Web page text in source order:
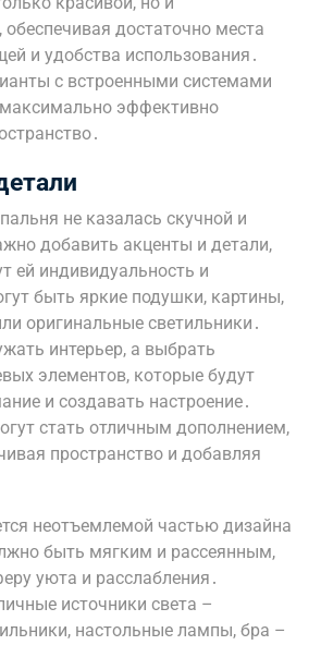
достаточно места
и удобства использования․
с встроенными системами
эффективно
не казалась скучной и
добавить акценты и детали,
ей индивидуальность и
быть яркие подушки, картины,
оригинальные светильники․
интерьер, а выбрать
элементов, которые будут
и создавать настроение․
стать отличным дополнением,
пространство и добавляя
неотъемлемой частью дизайна
быть мягким и рассеянным,
уюта и расслабления․
источники света –
настольные лампы, бра –